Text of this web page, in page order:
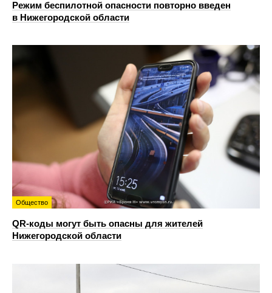
Режим беспилотной опасности повторно введен
в Нижегородской области
Общество
QR-коды могут быть опасны для жителей
Нижегородской области